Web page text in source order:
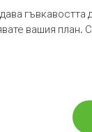
вашия